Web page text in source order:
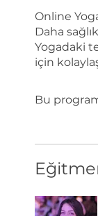
Online
Daha
Yogadaki
için
Bu